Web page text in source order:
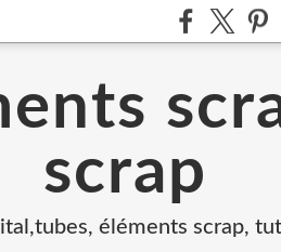
scrap
éléments scrap,